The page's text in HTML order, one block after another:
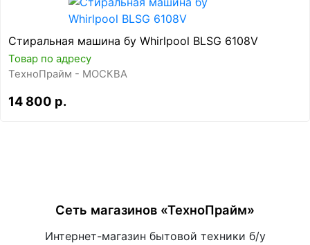
Стиральная машина бу Whirlpool BLSG 6108V
Товар по адресу
ТехноПрайм - МОСКВА
14 800 р.
Сеть магазинов «ТехноПрайм»
Интернет-магазин бытовой техники б/у